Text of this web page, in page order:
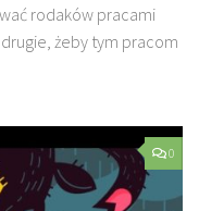
rodaków pracami
żeby tym pracom
0